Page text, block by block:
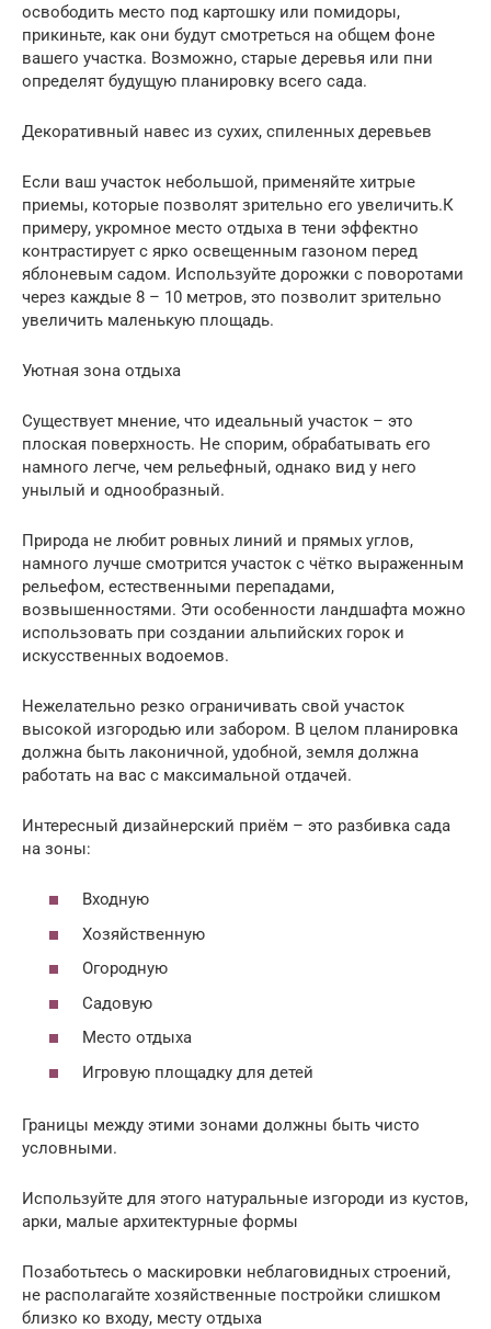
освободить место под картошку или помидоры,
прикиньте, как они будут смотреться на общем фоне
вашего участка. Возможно, старые деревья или пни
определят будущую планировку всего сада.
Декоративный навес из сухих, спиленных деревьев
Если ваш участок небольшой, применяйте хитрые
приемы, которые позволят зрительно его увеличить.К
примеру, укромное место отдыха в тени эффектно
контрастирует с ярко освещенным газоном перед
яблоневым садом. Используйте дорожки с поворотами
через каждые 8 – 10 метров, это позволит зрительно
увеличить маленькую площадь.
Уютная зона отдыха
Существует мнение, что идеальный участок – это
плоская поверхность. Не спорим, обрабатывать его
намного легче, чем рельефный, однако вид у него
унылый и однообразный.
Природа не любит ровных линий и прямых углов,
намного лучше смотрится участок с чётко выраженным
рельефом, естественными перепадами,
возвышенностями. Эти особенности ландшафта можно
использовать при создании альпийских горок и
искусственных водоемов.
Нежелательно резко ограничивать свой участок
высокой изгородью или забором. В целом планировка
должна быть лаконичной, удобной, земля должна
работать на вас с максимальной отдачей.
Интересный дизайнерский приём – это разбивка сада
на зоны:
Входную
Хозяйственную
Огородную
Садовую
Место отдыха
Игровую площадку для детей
Границы между этими зонами должны быть чисто
условными.
Используйте для этого натуральные изгороди из кустов,
арки, малые архитектурные формы
Позаботьтесь о маскировки неблаговидных строений,
не располагайте хозяйственные постройки слишком
близко ко входу, месту отдыха